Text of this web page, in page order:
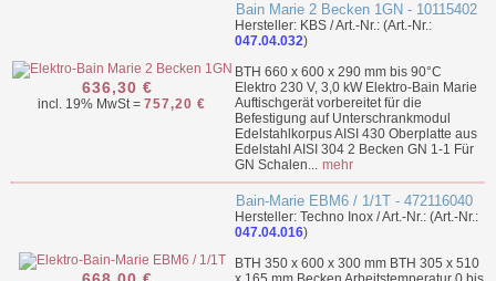
636,30 €
incl. 19% MwSt = 757,20 €
Bain Marie 2 Becken 1GN - 10115402
Hersteller: KBS / Art.-Nr.: (Art.-Nr.:
047.04.032)
BTH 660 x 600 x 290 mm bis 90°C
Elektro 230 V, 3,0 kW Elektro-Bain Marie
Auftischgerät vorbereitet für die
Befestigung auf Unterschrankmodul
Edelstahlkorpus AISI 430 Oberplatte aus
Edelstahl AISI 304 2 Becken GN 1-1 Für
GN Schalen... mehr
Bain-Marie EBM6 / 1/1T - 472116040
Hersteller: Techno Inox / Art.-Nr.: (Art.-Nr.:
047.04.016)
BTH 350 x 600 x 300 mm BTH 305 x 510